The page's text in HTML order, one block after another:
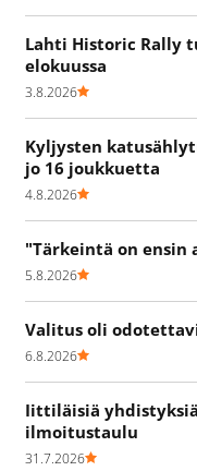
Lahti Historic Rally
elokuussa
3.8.2026
Kyljysten
jo 16 joukkuetta
4.8.2026
"Tärkeintä on ensin
5.8.2026
Valitus oli
6.8.2026
Iittiläisiä
ilmoitustaulu
31.7.2026